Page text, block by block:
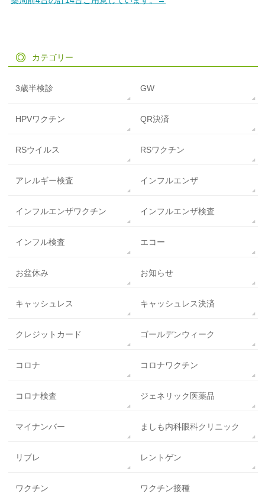
カテゴリー
3歳半検診 GW
HPVワクチン QR決済
RSウイルス RSワクチン
アレルギー検査 インフルエンザ
インフルエンザワクチン インフルエンザ検査
インフル検査 エコー
お盆休み お知らせ
キャッシュレス キャッシュレス決済
クレジットカード ゴールデンウィーク
コロナ コロナワクチン
コロナ検査 ジェネリック医薬品
マイナンバー ましも内科眼科クリニック
リブレ レントゲン
ワクチン ワクチン接種